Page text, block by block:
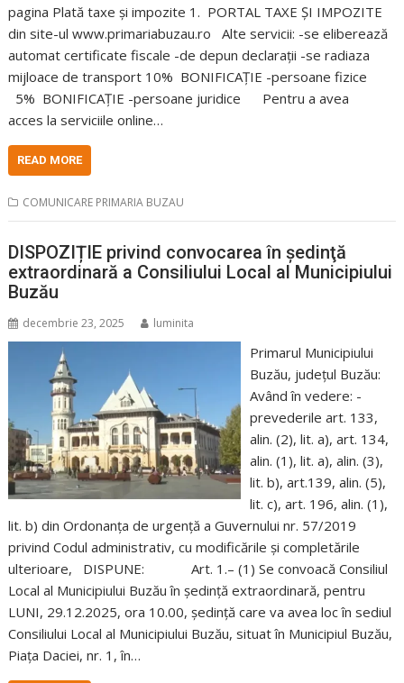
pagina Plată taxe și impozite 1. PORTAL TAXE ȘI IMPOZITE
din site-ul www.primariabuzau.ro Alte servicii: -se eliberează
automat certificate fiscale -de depun declarații -se radiaza
mijloace de transport 10% BONIFICAȚIE -persoane fizice
5% BONIFICAȚIE -persoane juridice Pentru a avea
acces la serviciile online…
READ MORE
COMUNICARE PRIMARIA BUZAU
DISPOZIȚIE privind convocarea în şedinţă
extraordinară a Consiliului Local al Municipiului
Buzău
decembrie 23, 2025 luminita
Primarul Municipiului
Buzău, judeţul Buzău:
Având în vedere: -
prevederile art. 133,
alin. (2), lit. a), art. 134,
alin. (1), lit. a), alin. (3),
lit. b), art.139, alin. (5),
lit. c), art. 196, alin. (1),
lit. b) din Ordonanța de urgență a Guvernului nr. 57/2019
privind Codul administrativ, cu modificările și completările
ulterioare, DISPUNE: Art. 1.– (1) Se convoacă Consiliul
Local al Municipiului Buzău în şedinţă extraordinară, pentru
LUNI, 29.12.2025, ora 10.00, şedinţă care va avea loc în sediul
Consiliului Local al Municipiului Buzău, situat în Municipiul Buzău,
Piaţa Daciei, nr. 1, în…